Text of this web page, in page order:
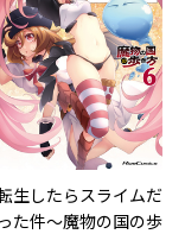
生したらスライムだ
った件～魔物の国の歩